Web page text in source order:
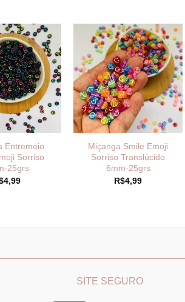
R$20,29
Entremeio
Sorriso
25grs
4,99
Miçanga Smile Emoji
Sorriso Translúcido
6mm-25grs
R$4,99
SITE SEGURO